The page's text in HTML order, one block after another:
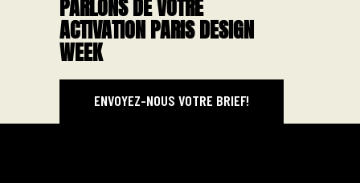
PARLONS DE VOTRE
ACTIVATION PARIS DESIGN
WEEK
ENVOYEZ-NOUS VOTRE BRIEF!